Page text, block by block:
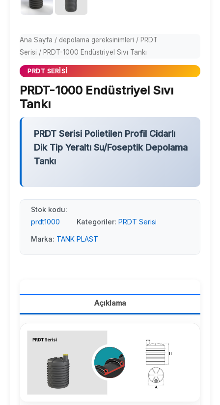
Ana Sayfa / depolama gereksinimleri / PRDT
Serisi / PRDT-1000 Endüstriyel Sıvı Tankı
PRDT SERISI
PRDT-1000 Endüstriyel Sıvı
Tankı
PRDT Serisi Polietilen Profil Cidarlı
Dik Tip Yeraltı Su/Foseptik Depolama
Tankı
Stok kodu:
prdt1000
Kategoriler: PRDT Serisi
Marka: TANK PLAST
Açıklama